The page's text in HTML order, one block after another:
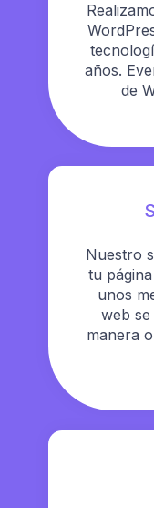
años.
de
Nuestro
tu
unos
web se
manera